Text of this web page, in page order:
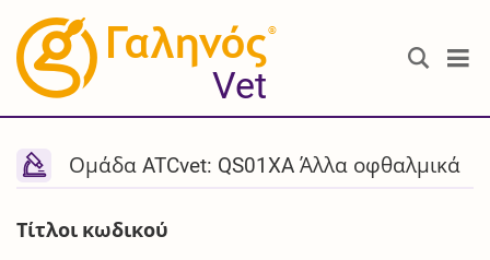
®
Vet
Ομάδα ATCvet: QS01XA Άλλα οφθαλμικά
Τίτλοι κωδικού